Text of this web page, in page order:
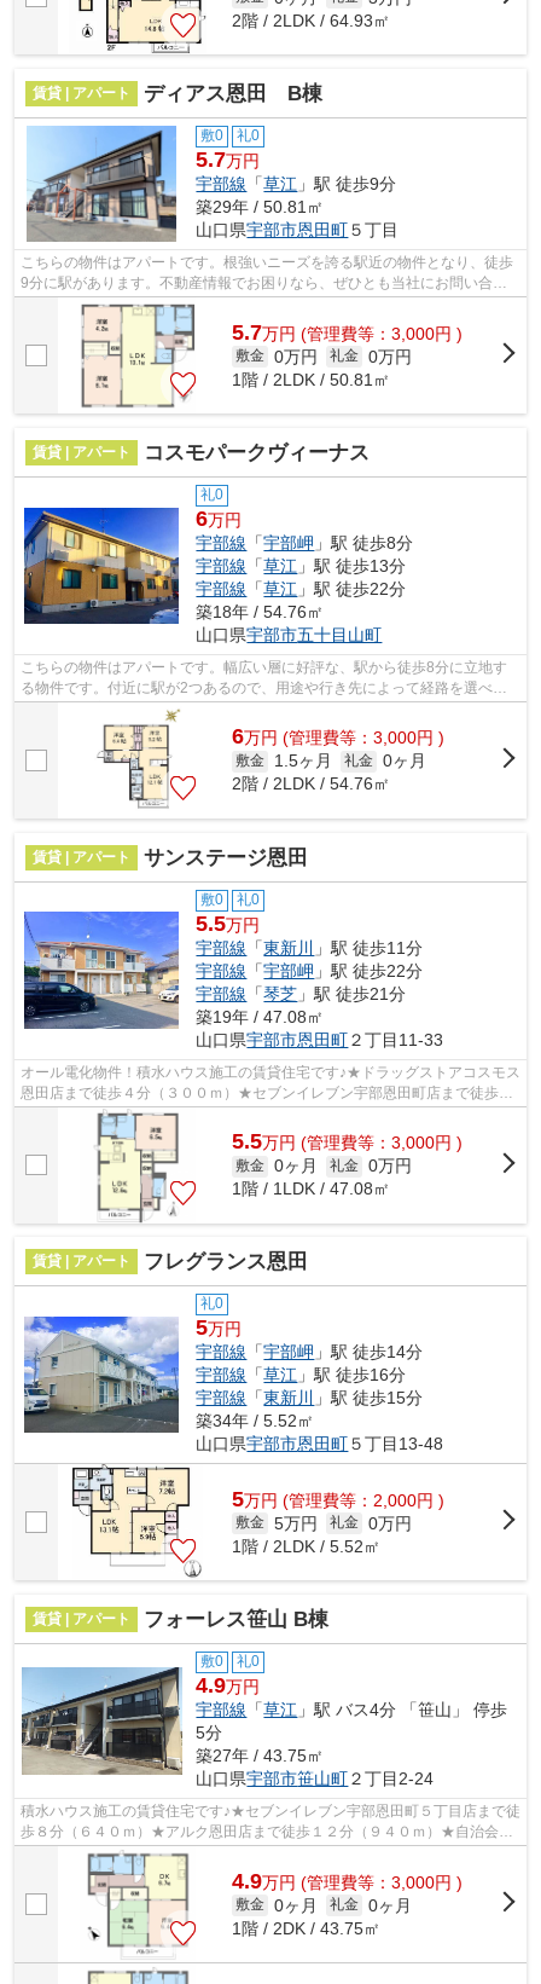
2階 / 2LDK / 64.93㎡
賃貸 | アパート ディアス恩田 B棟
敷0 礼0
5.7万円
宇部線 「草江 」駅 徒歩9分
築29年 / 50.81㎡
山口県宇部市恩田町５丁目
こちらの物件はアパートです。根強いニーズを誇る駅近の物件となり、徒歩
9分に駅があります。不動産情報でお困りなら、ぜひとも当社にお問い合わ
せください。数多くの物件をご用意して...
5.7万円 (管理費等：3,000円 )
敷金 0万円 礼金 0万円
1階 / 2LDK / 50.81㎡
賃貸 | アパート コスモパークヴィーナス
礼0
6万円
宇部線 「宇部岬 」駅 徒歩8分
宇部線 「草江 」駅 徒歩13分
宇部線 「草江 」駅 徒歩22分
築18年 / 54.76㎡
山口県宇部市五十目山町
こちらの物件はアパートです。幅広い層に好評な、駅から徒歩8分に立地す
る物件です。付近に駅が2つあるので、用途や行き先によって経路を選べる
物件です。宇部市エリアにある賃貸情報...
6万円 (管理費等：3,000円 )
敷金 1.5ヶ月 礼金 0ヶ月
2階 / 2LDK / 54.76㎡
賃貸 | アパート サンステージ恩田
敷0 礼0
5.5万円
宇部線 「東新川 」駅 徒歩11分
宇部線 「宇部岬 」駅 徒歩22分
宇部線 「琴芝 」駅 徒歩21分
築19年 / 47.08㎡
山口県宇部市恩田町２丁目11-33
オール電化物件！積水ハウス施工の賃貸住宅です♪★ドラッグストアコスモス
恩田店まで徒歩４分（３００ｍ）★セブンイレブン宇部恩田町店まで徒歩６
分（４８０ｍ）★インターネット無料（...
5.5万円 (管理費等：3,000円 )
敷金 0ヶ月 礼金 0万円
1階 / 1LDK / 47.08㎡
賃貸 | アパート フレグランス恩田
礼0
5万円
宇部線 「宇部岬 」駅 徒歩14分
宇部線 「草江 」駅 徒歩16分
宇部線 「東新川
」駅 徒歩15分
築34年 / 5.52㎡
山口県宇部市恩田町５丁目13-48
5万円 (管理費等：2,000円 )
敷金 5万円 礼金 0万円
1階 / 2LDK / 5.52㎡
賃貸 | アパート フォーレス笹山 B棟
敷0 礼0
4.9万円
宇部線 「草江 」駅 バス4分 「笹山」 停歩
5分
築27年 / 43.75㎡
山口県宇部市笹山町２丁目2-24
積水ハウス施工の賃貸住宅です♪★セブンイレブン宇部恩田町５丁目店まで徒
歩８分（６４０ｍ）★アルク恩田店まで徒歩１２分（９４０ｍ）★自治会非
加入★ゴミ業者回収★インターネット無料...
4.9万円 (管理費等：3,000円 )
敷金 0ヶ月 礼金 0ヶ月
1階 / 2DK / 43.75㎡